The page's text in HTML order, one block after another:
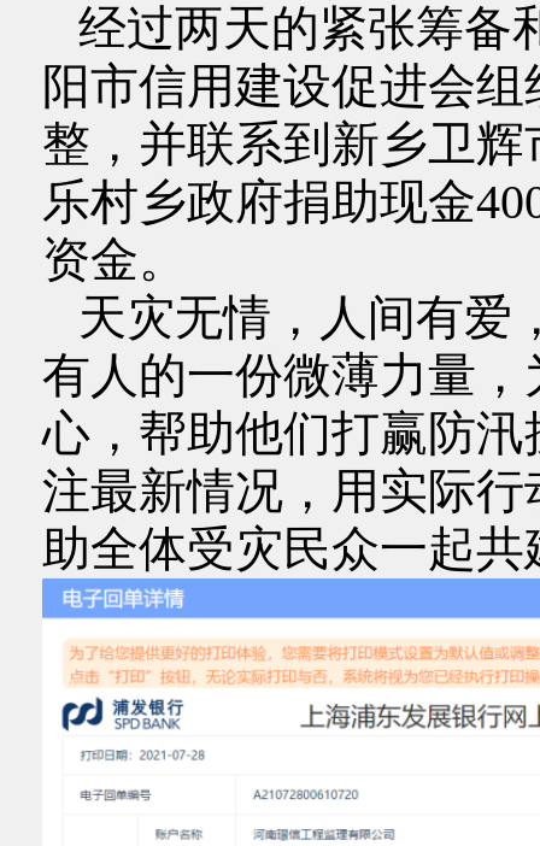
经过两天的紧张筹备
阳市信用建设促进会
整，并联系到新乡卫
乐村乡政府捐助现金
资金。
天灾无情，人间有爱
有人的一份微薄力量
心，帮助他们打赢防
注最新情况，用实际
助全体受灾民众一起共